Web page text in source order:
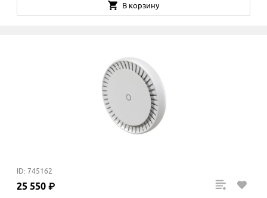
В корзину
ID: 745162
25 550 ₽